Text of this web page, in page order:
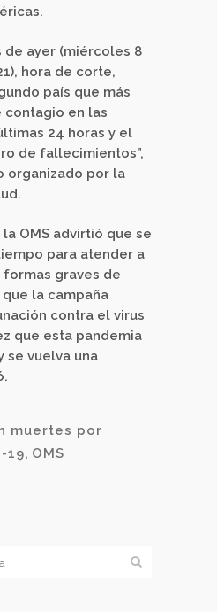
de ayer (miércoles 8
hora de corte,
país que más
contagio en las
24 horas y el
de fallecimientos”,
organizado por la
OMS advirtió que se
para atender a
graves de
la campaña
contra el virus
que esta pandemia
se vuelva una
muertes por
19, OMS